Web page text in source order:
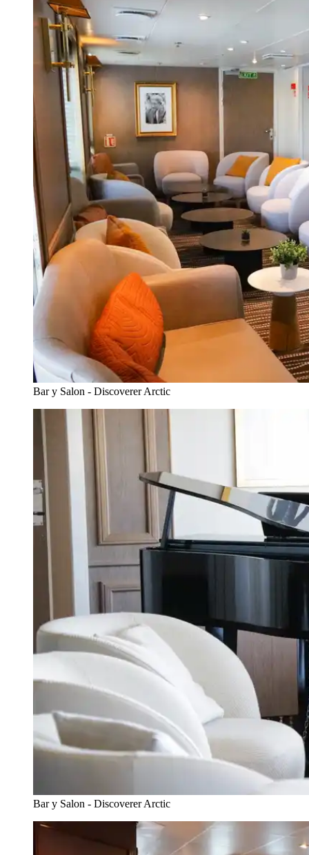
Bar y Salon - Discoverer Arctic
Bar y Salon - Discoverer Arctic